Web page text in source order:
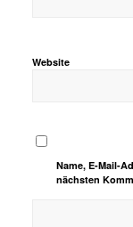
Website
Name, E-Mail-
nächsten